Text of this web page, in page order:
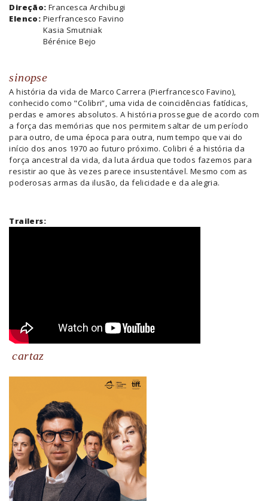
Direção: Francesca Archibugi
Elenco: Pierfrancesco Favino
Kasia Smutniak
Bérénice Bejo
sinopse
A história da vida de Marco Carrera (Pierfrancesco Favino),
conhecido como "Colibri”, uma vida de coincidências fatídicas,
perdas e amores absolutos. A história prossegue de acordo com
a força das memórias que nos permitem saltar de um período
para outro, de uma época para outra, num tempo que vai do
início dos anos 1970 ao futuro próximo. Colibri é a história da
força ancestral da vida, da luta árdua que todos fazemos para
resistir ao que às vezes parece insustentável. Mesmo com as
poderosas armas da ilusão, da felicidade e da alegria.
Trailers:
cartaz